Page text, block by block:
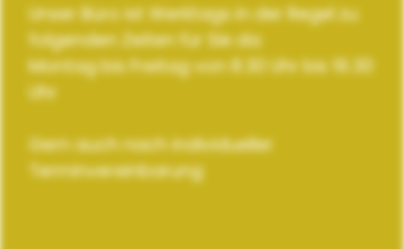
Unser Büro ist Werktags in der Regel zu
folgenden Zeiten für Sie da:
Montag bis Freitag von 8.30 Uhr bis 16.30
Uhr
Gern auch nach individueller
Terminvereinbarung